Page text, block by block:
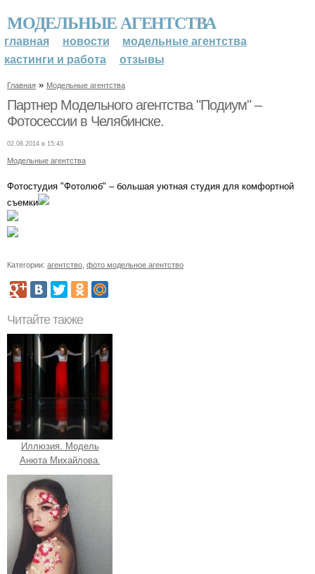
МОДЕЛЬНЫЕ АГЕНТСТВА
главная новости
модельные агентства
кастинги и работа
отзывы
Главная » Модельные агентства
Партнер Модельного агентства "Подиум" –
Фотосессии в Челябинске.
02.08.2014 в 15:43
Модельные агентства
Фотостудия "Фотолюб" – большая уютная студия для комфортной
съемки
Категории: агентство фото модельное агентство
Читайте также
Иллюзия. Модель
Анюта Михайлова.